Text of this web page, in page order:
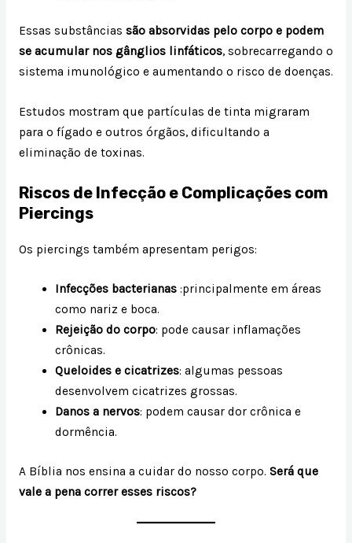
Essas substâncias são absorvidas pelo corpo e podem
se acumular nos gânglios linfáticos, sobrecarregando o
sistema imunológico e aumentando o risco de doenças.
Estudos mostram que partículas de tinta migraram
para o fígado e outros órgãos, dificultando a
eliminação de toxinas.
Riscos de Infecção e Complicações com
Piercings
Os piercings também apresentam perigos:
Infecções bacterianas :principalmente em áreas
como nariz e boca.
Rejeição do corpo: pode causar inflamações
crônicas.
Queloides e cicatrizes: algumas pessoas
desenvolvem cicatrizes grossas.
Danos a nervos: podem causar dor crônica e
dormência.
A Bíblia nos ensina a cuidar do nosso corpo. Será que
vale a pena correr esses riscos?